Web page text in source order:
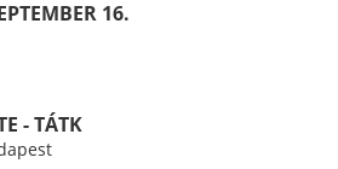
16.
- TÁTK